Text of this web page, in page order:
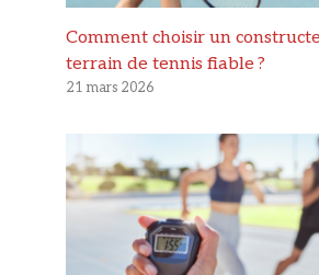
Comment choisir un
terrain de tennis fiable ?
21 mars 2026